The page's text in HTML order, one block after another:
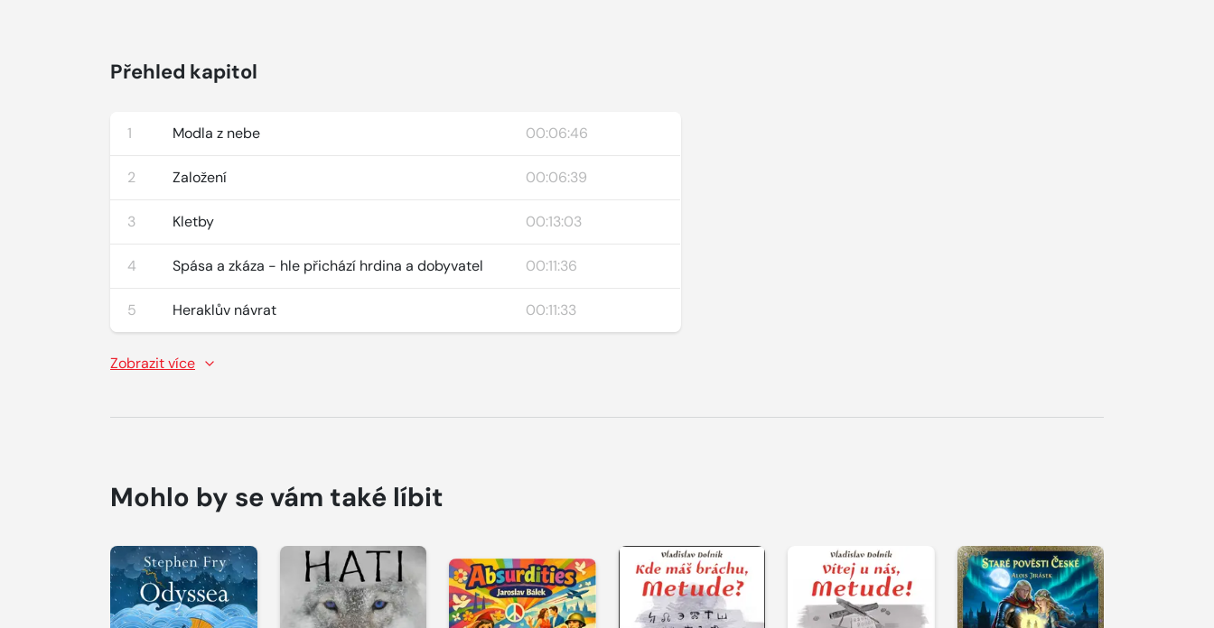
Přehled kapitol
1 Modla z nebe 00:06:46
2 Založení 00:06:39
3 Kletby 00:13:03
4 Spása a zkáza - hle přichází hrdina a dobyvatel 00:11:36
5 Heraklův návrat 00:11:33
Zobrazit více
Mohlo by se vám také líbit
Přehrát
ukázku Přehrát
ukázku
Přehrát
ukázku
Přehrát
ukázku
Přehrát
ukázku